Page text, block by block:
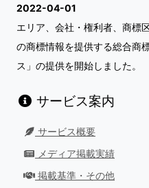
2022-04-01
エリア、会社・権利者、商標
の商標情報を提供する総合商
ス」の提供を開始しました。
サービス案内
サービス概要
メディア掲載実績
掲載基準・その他